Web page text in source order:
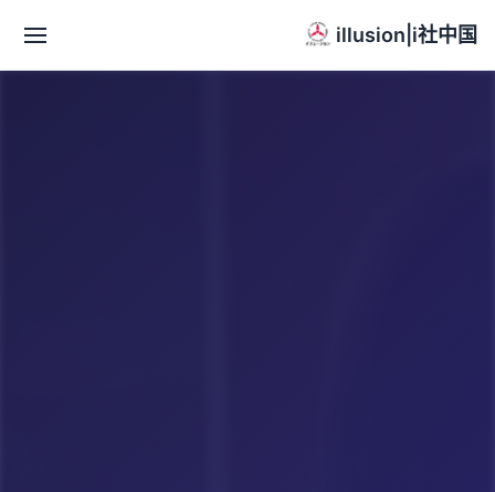
illusion|i社中国